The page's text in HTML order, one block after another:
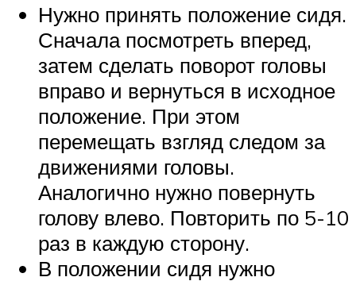
Нужно принять положение сидя.
Сначала посмотреть вперед,
затем сделать поворот головы
вправо и вернуться в исходное
положение. При этом
перемещать взгляд следом за
движениями головы.
Аналогично нужно повернуть
голову влево. Повторить по 5-10
раз в каждую сторону.
В положении сидя нужно